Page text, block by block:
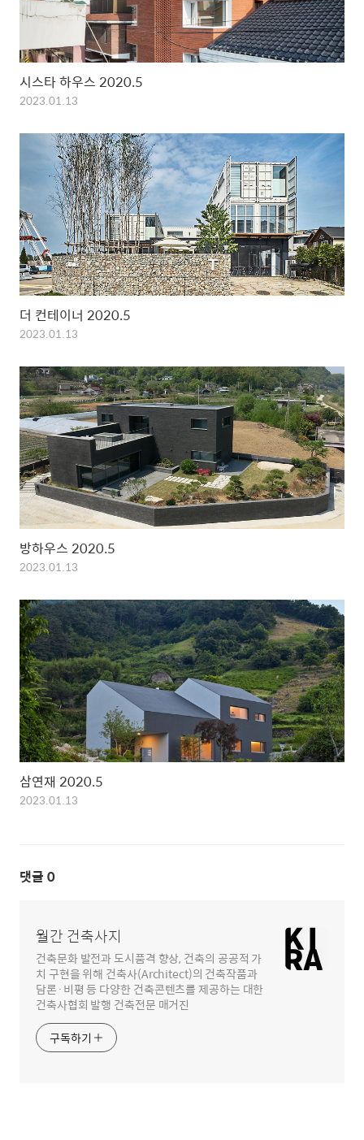
시스타 하우스 2020.5
2023.01.13
더 컨테이너 2020.5
2023.01.13
방하우스 2020.5
2023.01.13
삼연재 2020.5
2023.01.13
댓글 0
월간 건축사지
건축문화 발전과 도시품격 향상, 건축의 공공적 가
치 구현을 위해 건축사(Architect)의 건축작품과
담론·비평 등 다양한 건축콘텐츠를 제공하는 대한
건축사협회 발행 건축전문 매거진
구독하기